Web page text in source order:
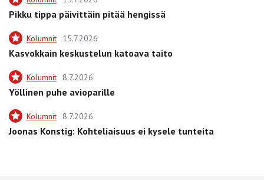
Pikku tippa päivittäin pitää hengissä
Kolumnit 15.7.2026
Kasvokkain keskustelun katoava taito
Kolumnit 8.7.2026
Yöllinen puhe avioparille
Kolumnit 8.7.2026
Joonas Konstig: Kohteliaisuus ei kysele tunteita